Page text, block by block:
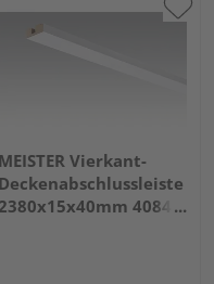
MEISTER Vierkant-
Deckenabschlussleiste
2380x15x40mm 4084